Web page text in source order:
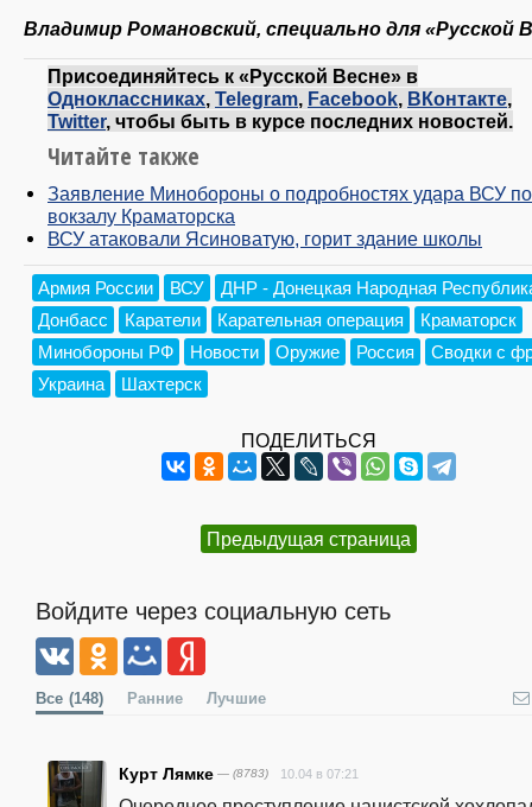
Владимир Романовский, специально для «Русской
Присоединяйтесь к «Русской Весне» в
Одноклассниках, Telegram, Facebook, ВКонтакте,
Twitter, чтобы быть в курсе последних новостей.
Читайте также
Заявление Минобороны о подробностях удара ВСУ по
вокзалу Краматорска
ВСУ атаковали Ясиноватую, горит здание школы
Армия России ВСУ
ДНР - Донецкая Народная
Донбасс
Каратели Карательная операция
Краматорск
Минобороны РФ
Новости Оружие Россия
Сводки с
Украина
Шахтерск
ПОДЕЛИТЬСЯ
Предыдущая страница
Войдите через социальную сеть
Все (148) Ранние Лучшие
Курт Лямке — (8783) 10.04 в 07:21